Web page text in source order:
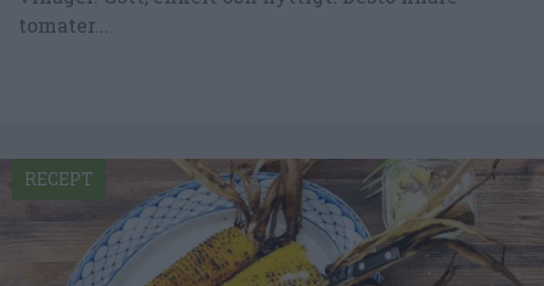
tomater...
RECEPT